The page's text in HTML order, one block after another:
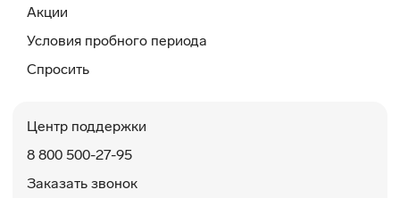
Акции
Условия пробного периода
Спросить
Центр поддержки
8 800 500-27-95
Заказать звонок